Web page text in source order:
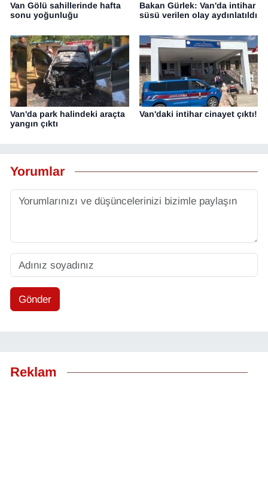
Van Gölü sahillerinde hafta
sonu yoğunluğu
Bakan Gürlek: Van'da intihar
süsü verilen olay aydınlatıldı
Van'da park halindeki araçta
yangın çıktı
Van'daki intihar cinayet çıktı!
Yorumlar
Gönder
Reklam